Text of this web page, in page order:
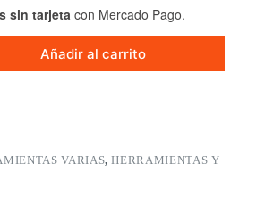
sin tarjetacon Mercado Pago.
Añadir al carrito
VARIAS,HERRAMIENTAS Y